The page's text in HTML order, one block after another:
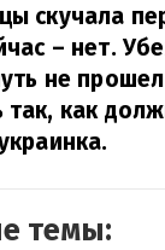
скучала
– нет.
не
так, как
темы: